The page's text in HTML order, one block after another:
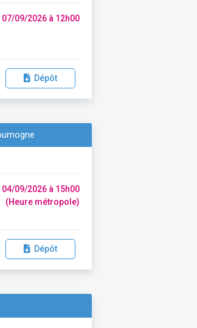
07/09/2026 à 12h00
Dépôt
04/09/2026 à 15h00
(Heure métropole)
Dépôt